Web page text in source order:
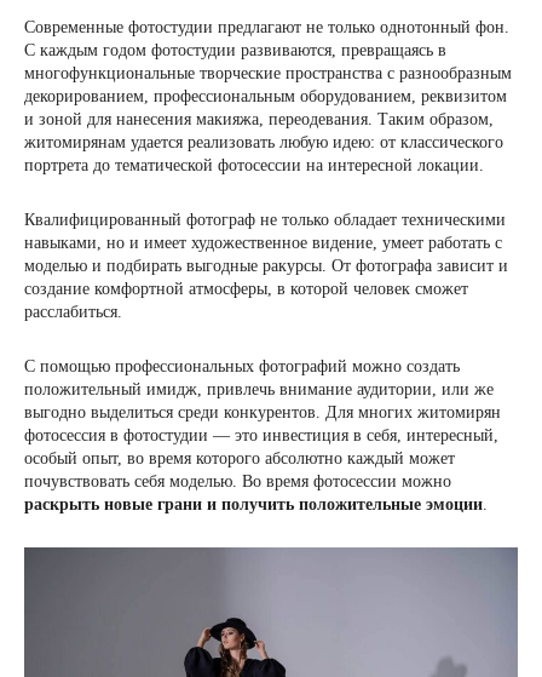
Современные фотостудии предлагают не только однотонный фон.
С каждым годом фотостудии развиваются, превращаясь в
многофункциональные творческие пространства с разнообразным
декорированием, профессиональным оборудованием, реквизитом
и зоной для нанесения макияжа, переодевания. Таким образом,
житомирянам удается реализовать любую идею: от классического
портрета до тематической фотосессии на интересной локации.
Квалифицированный фотограф не только обладает техническими
навыками, но и имеет художественное видение, умеет работать с
моделью и подбирать выгодные ракурсы. От фотографа зависит и
создание комфортной атмосферы, в которой человек сможет
расслабиться.
С помощью профессиональных фотографий можно создать
положительный имидж, привлечь внимание аудитории, или же
выгодно выделиться среди конкурентов. Для многих житомирян
фотосессия в фотостудии — это инвестиция в себя, интересный,
особый опыт, во время которого абсолютно каждый может
почувствовать себя моделью. Во время фотосессии можно
раскрыть новые грани и получить положительные эмоции.